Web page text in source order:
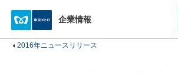
企業情報
2016年ニュースリリース